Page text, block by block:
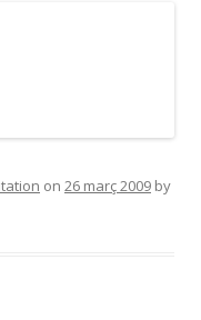
on 26 març 2009 by